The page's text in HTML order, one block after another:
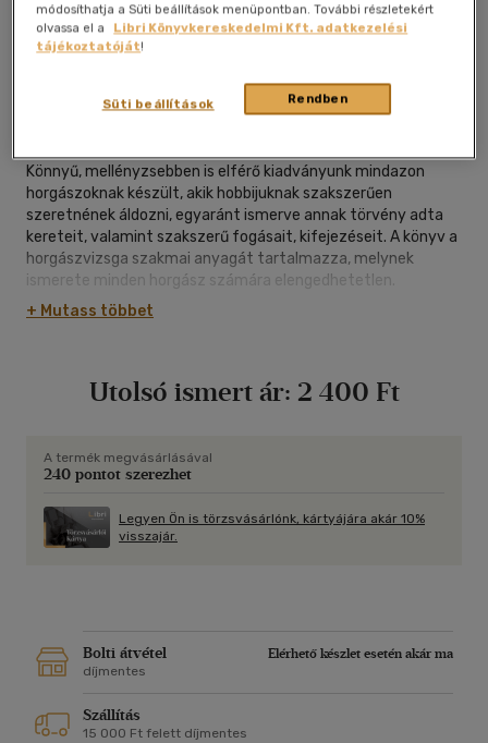
Kívánságlistához adom Megosztom
Agroinform Kiadó És Nyomda Kft. 2014|magyar nyelvű
Könnyű, mellényzsebben is elférő kiadványunk mindazon
horgászoknak készült, akik hobbijuknak szakszerűen
szeretnének áldozni, egyaránt ismerve annak törvény adta
kereteit, valamint szakszerű fogásait, kifejezéseit. A könyv a
horgászvizsga szakmai anyagát tartalmazza, melynek
ismerete minden horgász számára elengedhetetlen.
+ Mutass többet
Utolsó ismert ár: 2 400 Ft
A termék megvásárlásával
240 pontot szerezhet
Legyen Ön is törzsvásárlónk, kártyájára akár 10%
visszajár.
Bolti átvétel
Elérhető készlet esetén akár ma
díjmentes
Szállítás
15 000 Ft felett díjmentes
módosíthatja a Süti beállítások menüpontban. További részletekért
olvassa el a
Libri Könyvkereskedelmi Kft. adatkezelési
tájékoztatóját!
Rendben
Süti beállítások